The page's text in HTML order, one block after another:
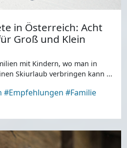
in Österreich: Acht
Groß und Klein
mit Kindern, wo man in
Skiurlaub verbringen kann ...
#Empfehlungen #Familie